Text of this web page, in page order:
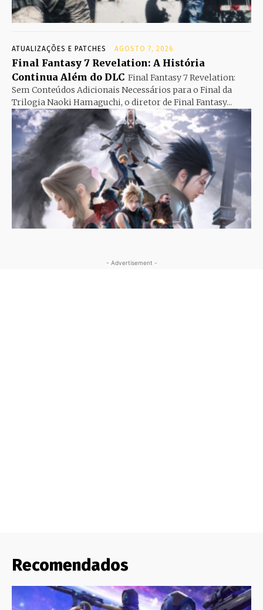
ATUALIZAÇÕES E PATCHES AGOSTO 7, 2026
Final Fantasy 7 Revelation: A História
Continua Além do DLC Final Fantasy 7 Revelation:
Sem Conteúdos Adicionais Necessários para o Final da
Trilogia Naoki Hamaguchi, o diretor de Final Fantasy...
- Advertisement -
Recomendados